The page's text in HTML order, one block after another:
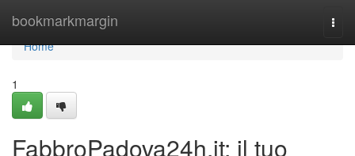
bookmarkmargin
Home
Home
1
FabbroPadova24h.it: il tuo